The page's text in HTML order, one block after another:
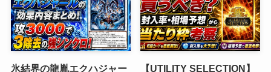
氷結界の龍胤エクハジャー
【UTILITY SELECTION】